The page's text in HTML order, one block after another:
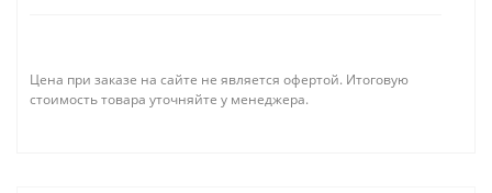
Цена при заказе на сайте не является офертой. Итоговую
стоимость товара уточняйте у менеджера.